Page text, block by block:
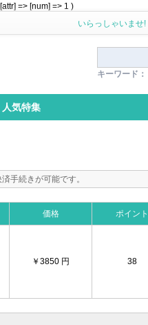
=> [num] => 1 )
いらっしゃいませ!
キーワード：
人気特集
手続きが可能です。
価格 ポイント
￥3850 円
38